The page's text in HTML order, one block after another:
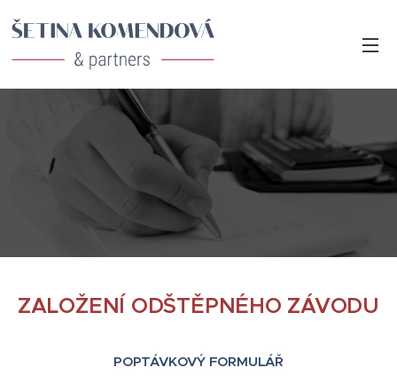
ZALOŽENÍ ODŠTĚPNÉHO ZÁVODU
POPTÁVKOVÝ FORMULÁŘ